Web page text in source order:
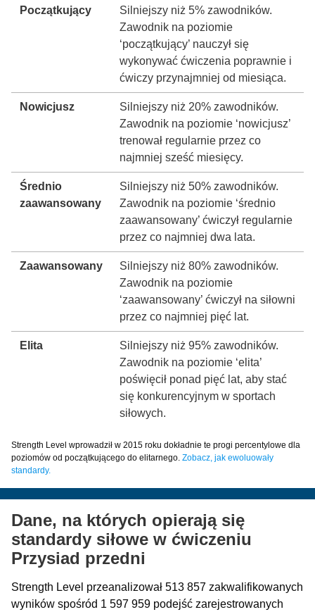
Początkujący
Silniejszy niż 5% zawodników.
Zawodnik na poziomie
‘początkujący’ nauczył się
wykonywać ćwiczenia poprawnie i
ćwiczy przynajmniej od miesiąca.
Nowicjusz
Silniejszy niż 20% zawodników.
Zawodnik na poziomie ‘nowicjusz’
trenował regularnie przez co
najmniej sześć miesięcy.
Średnio
zaawansowany
Silniejszy niż 50% zawodników.
Zawodnik na poziomie ‘średnio
zaawansowany’ ćwiczył regularnie
przez co najmniej dwa lata.
Zaawansowany
Silniejszy niż 80% zawodników.
Zawodnik na poziomie
‘zaawansowany’ ćwiczył na siłowni
przez co najmniej pięć lat.
Elita
Silniejszy niż 95% zawodników.
Zawodnik na poziomie ‘elita’
poświęcił ponad pięć lat, aby stać
się konkurencyjnym w sportach
siłowych.
Strength Level wprowadził w 2015 roku dokładnie te progi percentylowe dla
poziomów od początkującego do elitarnego. Zobacz, jak ewoluowały
standardy.
Dane, na których opierają się
standardy siłowe w ćwiczeniu
Przysiad przedni
Strength Level przeanalizował 513 857 zakwalifikowanych
wyników spośród 1 597 959 podejść zarejestrowanych